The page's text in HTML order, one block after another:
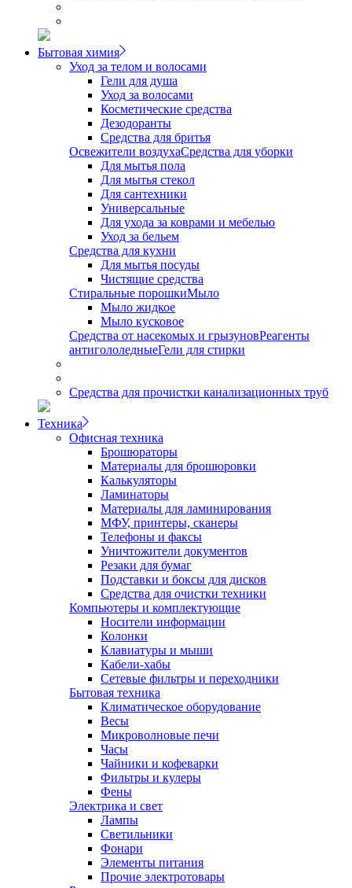
Бытовая химия
Уход за телом и волосами
Гели для душа
Уход за волосами
Косметические средства
Дезодоранты
Средства для бритья
Освежители воздухаСредства для уборки
Для мытья пола
Для мытья стекол
Для сантехники
Универсальные
Для ухода за коврами и мебелью
Уход за бельем
Средства для кухни
Для мытья посуды
Чистящие средства
Стиральные порошкиМыло
Мыло жидкое
Мыло кусковое
Средства от насекомых и грызуновРеагенты
антигололедныеГели для стирки
Средства для прочистки канализационных труб
Техника
Офисная техника
Брошюраторы
Материалы для брошюровки
Калькуляторы
Ламинаторы
Материалы для ламинирования
МФУ, принтеры, сканеры
Телефоны и факсы
Уничтожители документов
Резаки для бумаг
Подставки и боксы для дисков
Средства для очистки техники
Компьютеры и комплектующие
Носители информации
Колонки
Клавиатуры и мыши
Кабели-хабы
Сетевые фильтры и переходники
Бытовая техника
Климатическое оборудование
Весы
Микроволновые печи
Часы
Чайники и кофеварки
Фильтры и кулеры
Фены
Электрика и свет
Лампы
Светильники
Фонари
Элементы питания
Прочие электротовары